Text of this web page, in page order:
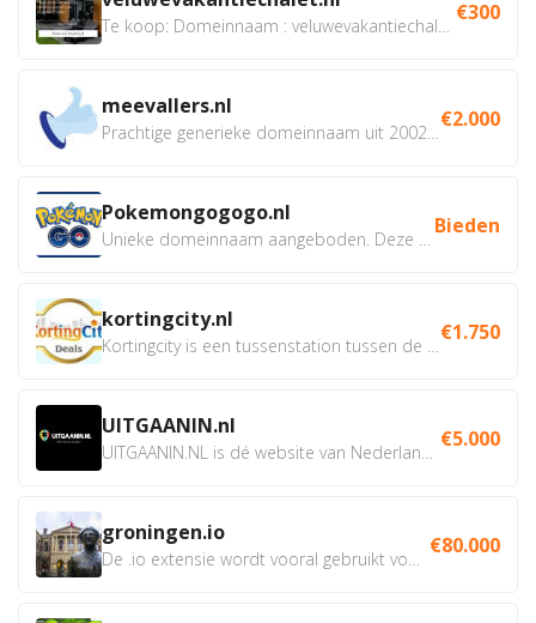
€300
meevallers.nl €2.000
Pokemongogogo.nl Bieden
kortingcity.nl €1.750
UITGAANIN.nl €5.000
groningen.io €80.000